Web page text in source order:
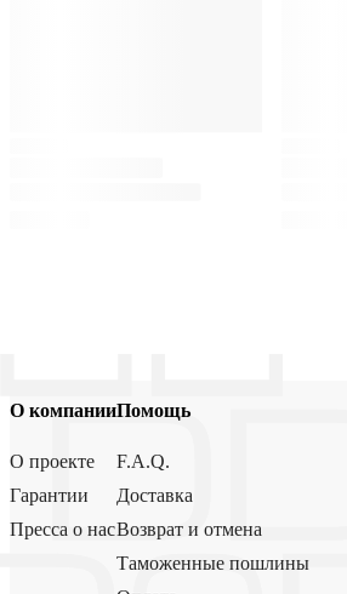
О компании
О проекте
Гарантии
Пресса о нас
Помощь
F.A.Q.
Доставка
Возврат и отмена
Таможенные пошлины